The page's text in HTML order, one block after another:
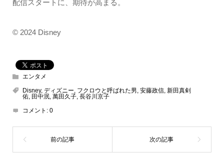
配信スタートに、期待が高まる。
© 2024 Disney
エンタメ
Disney, ディズニー フクロウと呼ばれた男 安藤政信, 新田真剣
佑, 田中泯, 萬田久子, 長谷川京子
コメント: 0